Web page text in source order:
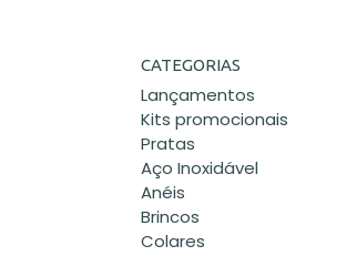
CATEGORIAS
Lançamentos
Kits promocionais
Pratas
Aço Inoxidável
Anéis
Brincos
Colares